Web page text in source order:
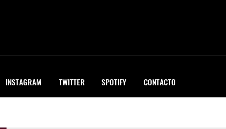
INSTAGRAM TWITTER SPOTIFY CONTACTO